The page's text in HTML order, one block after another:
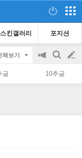
스킨갤러리 포지션
체보기
공
지
on/off
검
색
글
쓰
글 10추글